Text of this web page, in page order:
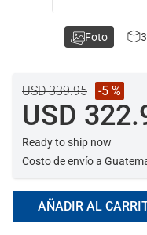
USD 339.95 -5 %
USD
Ready to ship now
Costo de envío a
AÑADIR AL
Foto